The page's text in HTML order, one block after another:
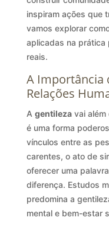
inspiram ações que
vamos explorar
aplicadas na prática
reais.
A Importância
Relações
A gentilezavai além
é uma forma
vínculos entre as
carentes, o ato de
oferecer uma
diferença. Estudos
predomina a
mental e bem-estar